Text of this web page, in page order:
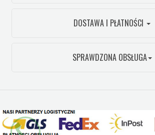
DOSTAWA I PŁATNOŚCI
SPRAWDZONA OBSŁUGA